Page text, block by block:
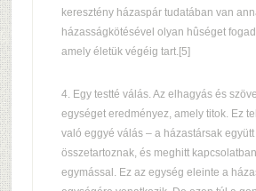
keresztény házaspár tudatában van
házasságkötésével olyan hûséget
amely életük végéig tart.[5]
4. Egy testté válás. Az elhagyás és
egységet eredményez, amely titok. Ez
való eggyé válás – a házastársak együtt
összetartoznak, és meghitt
egymással. Ez az egység eleinte a